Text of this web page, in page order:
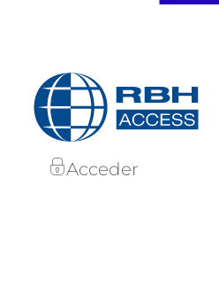
RBH Tecnologías de Acceso
Acceder